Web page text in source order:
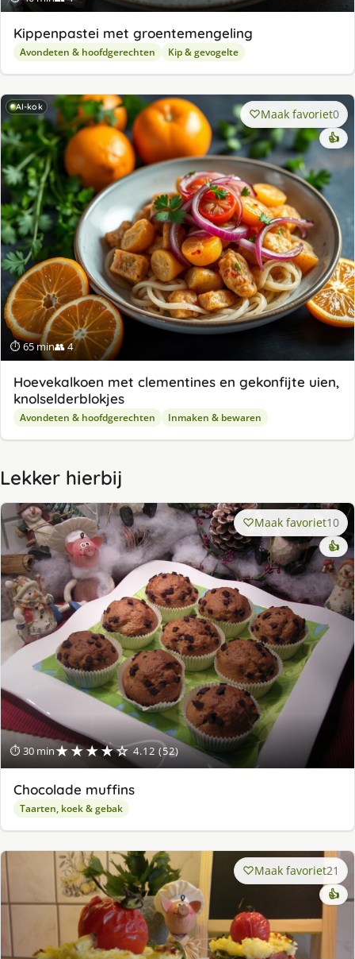
Kippenpastei met groentemengeling
Avondeten & hoofdgerechten Kip & gevogelte
AI-kok
⏱ 65 min👥 4
Maak favoriet0
👍
Hoevekalkoen met clementines en gekonfijte uien,
knolselderblokjes
Avondeten & hoofdgerechten Inmaken & bewaren
Lekker hierbij
⏱ 30 min★★★★☆ 4.12 (52)
Maak favoriet10
👍
Chocolade muffins
Taarten, koek & gebak
Maak favoriet21
👍